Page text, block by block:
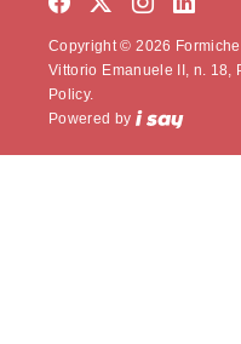
Copyright © 2026
Vittorio Emanuele II, n. 18,
Policy.
Powered by